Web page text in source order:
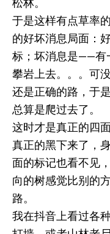
于是这样有点草率
的好坏消息局面：
标；坏消息是——有
攀岩上去。。。可
还是正确的路，于
总算是爬过去了。
这时才是真正的四
真正的黑下来了，
面的标记也看不见
向的树感觉比别的
路。
我在抖音上看过各